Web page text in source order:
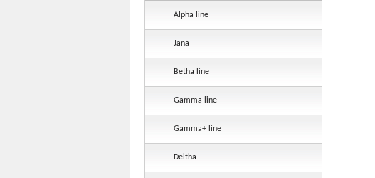
Alpha line
Jana
Betha line
Gamma line
Gamma+ line
Deltha